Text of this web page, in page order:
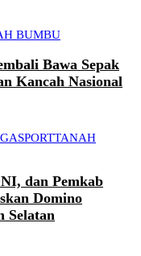
BUMBU
Bawa Sepak
Kancah Nasional
SPORTTANAH
dan Pemkab
Domino
Selatan